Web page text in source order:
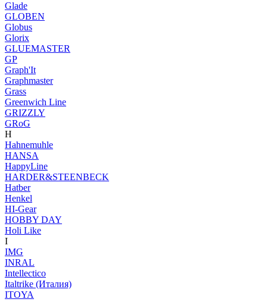
Glade
GLOBEN
Globus
Glorix
GLUEMASTER
GP
Graph'It
Graphmaster
Grass
Greenwich Line
GRIZZLY
GRoG
H
Hahnemuhle
HANSA
HappyLine
HARDER&STEENBECK
Hatber
Henkel
HI-Gear
HOBBY DAY
Holi Like
I
IMG
INRAL
Intellectico
Italtrike (Италия)
ITOYA